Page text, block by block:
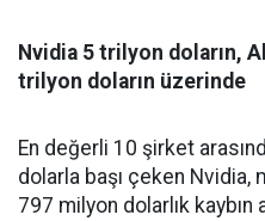
Nvidia 5 trilyon doların,
trilyon doların üzerinde
En değerli 10 şirket
dolarla başı çeken Nvidia,
797 milyon dolarlık kaybın